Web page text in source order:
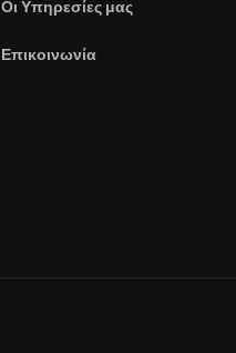
Οι Υπηρεσίες μας
Επικοινωνία